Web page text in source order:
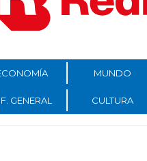
MUNDO
GENERAL CULTURA